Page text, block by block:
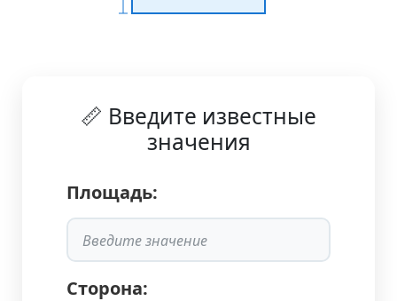
📏 Введите известные
значения
Площадь:
Сторона: